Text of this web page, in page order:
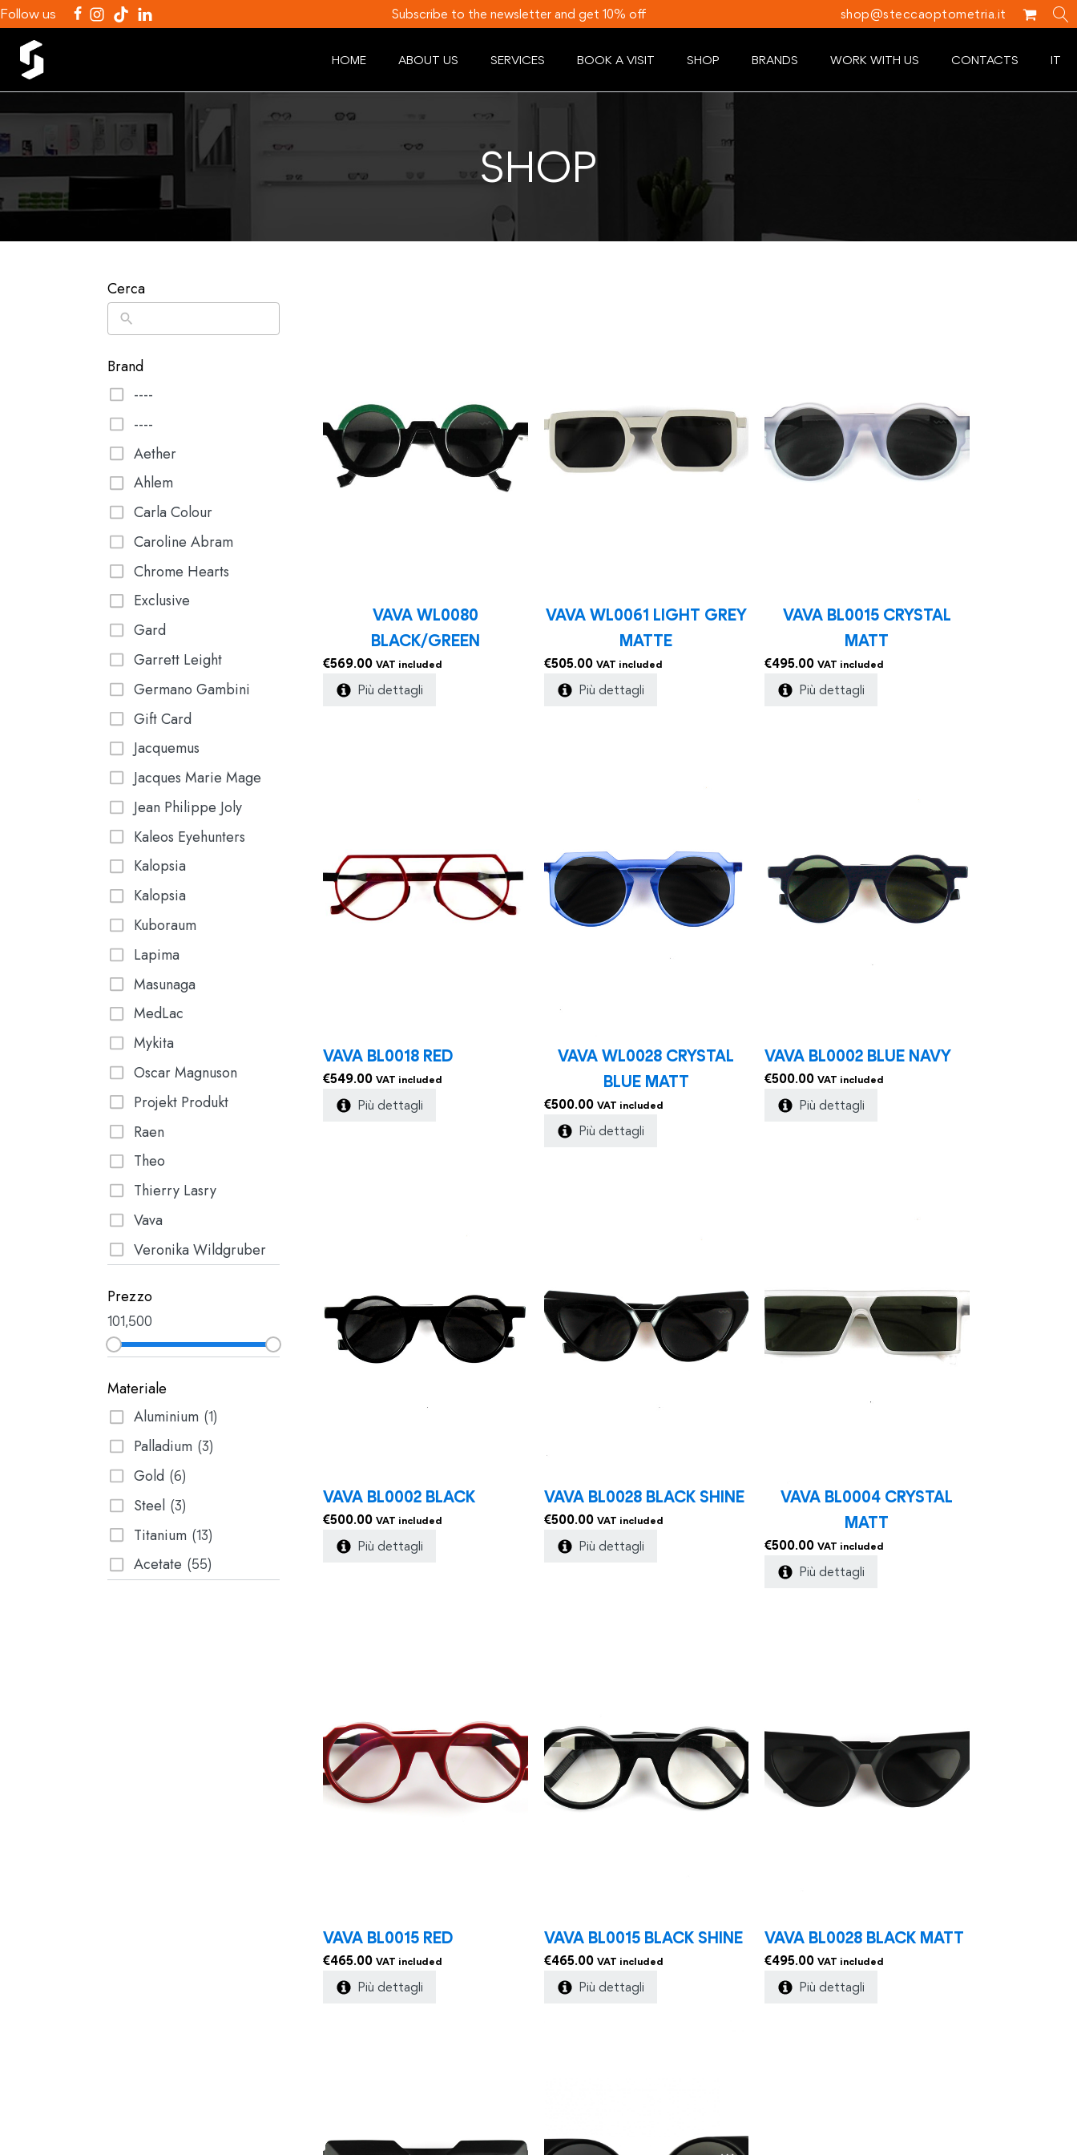
Follow us Subscribe to the newsletter and get 10% off shop@steccaoptometria.it
HOME ABOUT US SERVICES BOOK A VISIT SHOP BRANDS WORK WITH US CONTACTS IT
SHOP
Cerca
Brand
----
----
Aether
Ahlem
Carla Colour
Caroline Abram
Chrome Hearts
Exclusive
Gard
Garrett Leight
Germano Gambini
Gift Card
Jacquemus
Jacques Marie Mage
Jean Philippe Joly
Kaleos Eyehunters
Kalopsia
Kalopsia
Kuboraum
Lapima
Masunaga
MedLac
Mykita
Oscar Magnuson
Projekt Produkt
Raen
Theo
Thierry Lasry
Vava
Veronika Wildgruber
Prezzo
101,500
Materiale
Aluminium (1)
Palladium (3)
Gold (6)
Steel (3)
Titanium (13)
Acetate (55)
VAVA WL0080
BLACK/GREEN
€569.00 VAT included
Più dettagli
VAVA WL0061 LIGHT GREY
MATTE
€505.00 VAT included
Più dettagli
VAVA BL0015 CRYSTAL
MATT
€495.00 VAT included
Più dettagli
VAVA BL0018 RED
€549.00 VAT included
Più dettagli
VAVA WL0028 CRYSTAL
BLUE MATT
€500.00 VAT included
Più dettagli
VAVA BL0002 BLUE NAVY
€500.00 VAT included
Più dettagli
VAVA BL0002 BLACK
€500.00 VAT included
Più dettagli
VAVA BL0028 BLACK SHINE
€500.00 VAT included
Più dettagli
VAVA BL0004 CRYSTAL
MATT
€500.00 VAT included
Più dettagli
VAVA BL0015 RED
€465.00 VAT included
Più dettagli
VAVA BL0015 BLACK SHINE
€465.00 VAT included
Più dettagli
VAVA BL0028 BLACK MATT
€495.00 VAT included
Più dettagli